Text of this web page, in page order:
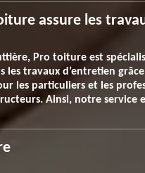
assure les
Pro toiture est
travaux d’entretien
les particuliers et les
Ainsi, notre service